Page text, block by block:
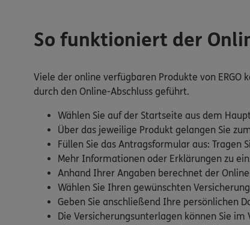
So funktioniert der
Viele der online verfügbaren Produkte von
durch den Online-Abschluss geführt.
Wählen Sie auf der Startseite aus dem
Über das jeweilige Produkt gelangen Sie
Füllen Sie das Antragsformular aus: Tragen
Mehr Informationen oder Erklärungen zu
Anhand Ihrer Angaben berechnet der
Wählen Sie Ihren gewünschten
Geben Sie anschließend Ihre persönlichen
Die Versicherungsunterlagen können Sie